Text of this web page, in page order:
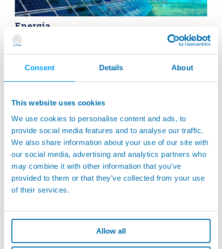
Consent Details About
This website uses cookies
We use cookies to personalise content and ads, to
provide social media features and to analyse our traffic.
We also share information about your use of our site with
our social media, advertising and analytics partners who
may combine it with other information that you’ve
provided to them or that they’ve collected from your use
of their services.
Allow all
Energia
Settore biomedicale & Contenitori in
Vetro
Marposs offre apparecchiature di misura, ispezione e test
all'avanguardia specificamente progettate per il vetro